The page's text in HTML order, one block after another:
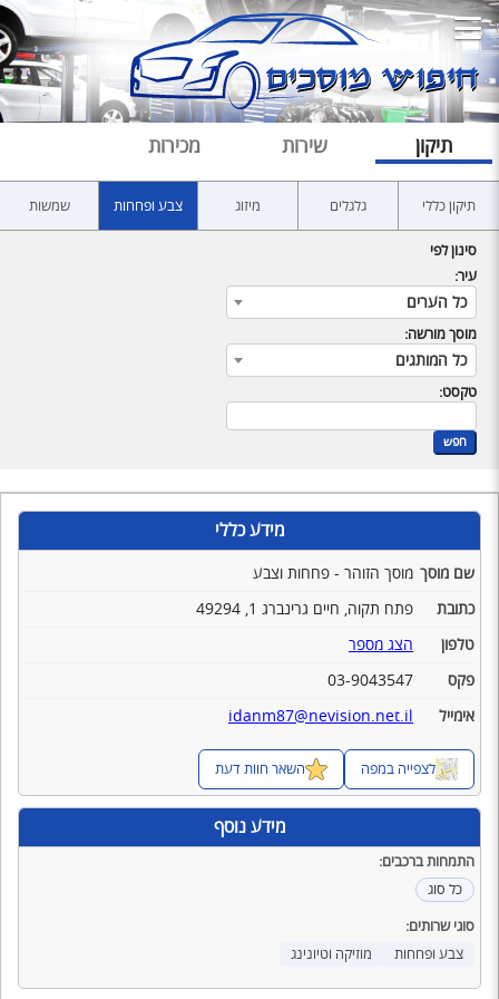
תיקון שירות מכירות
תיקון כללי גלגלים מיזוג צבע ופחחות שמשות
סינון לפי
עיר:
כל הערים
מוסך מורשה:
כל המותגים
טקסט:
חפש
מידע כללי
שם מוסך מוסך הזוהר - פחחות וצבע
כתובת
פתח תקוה, חיים גרינברג 1, 49294
טלפון
הצג מספר
פקס
03-9043547
אימייל
idanm87@nevision.net.il
לצפייה במפה השאר חוות דעת
מידע נוסף
התמחות ברכבים:
כל סוג
סוגי שרותים:
צבע ופחחות
מוזיקה וטיונינג